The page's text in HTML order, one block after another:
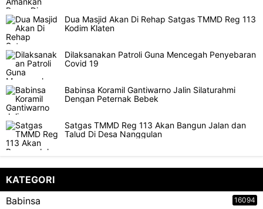
Dua Masjid Akan Di Rehap Satgas TMMD Reg 113
Kodim Klaten
Dilaksanakan Patroli Guna Mencegah Penyebaran
Covid 19
Babinsa Koramil Gantiwarno Jalin Silaturahmi
Dengan Peternak Bebek
Satgas TMMD Reg 113 Akan Bangun Jalan dan
Talud Di Desa Nanggulan
KATEGORI
Babinsa
16094